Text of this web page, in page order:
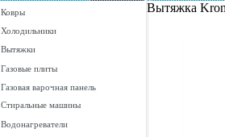
Ковры
Холодильники
Вытяжки
Газовые плиты
Газовая варочная панель
Стиральные машины
Водонагреватели
Вытяжка